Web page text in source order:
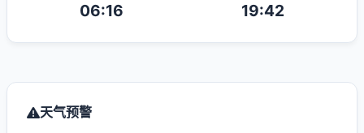
06:16 19:42
天气预警